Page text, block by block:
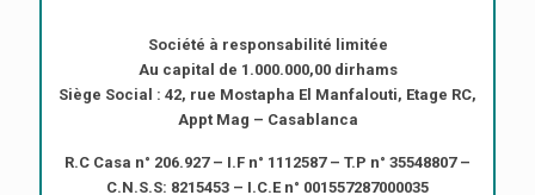
Société à responsabilité limitée
Au capital de 1.000.000,00 dirhams
Siège Social : 42, rue Mostapha El Manfalouti, Etage RC,
Appt Mag – Casablanca
R.C Casa n° 206.927 – I.F n° 1112587 – T.P n° 35548807 –
C.N.S.S: 8215453 – I.C.E n° 001557287000035